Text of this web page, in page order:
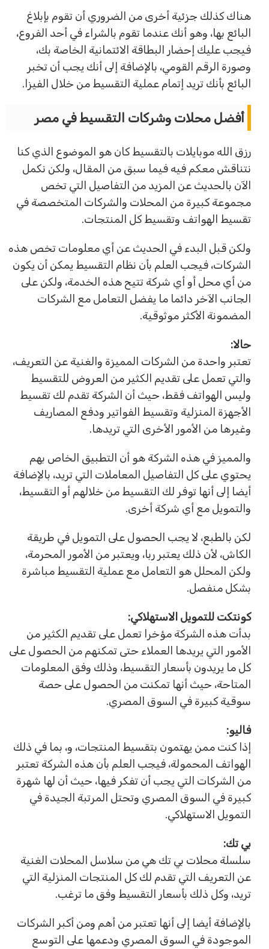
هناك كذلك جزئية أخرى من الضروري أن تقوم بإبلاغ
البائع بها، وهو أنك عندما تقوم بالشراء في أحد الفروع،
فيجب عليك إحضار البطاقة الائتمانية الخاصة بك،
وصورة الرقم القومي، بالإضافة إلى أنك يجب أن تخبر
البائع بأنك تريد إتمام عملية التقسيط من خلال الفيزا.
أفضل محلات وشركات التقسيط في مصر
رزق الله موبايلات بالتقسيط كان هو الموضوع الذي كنا
نتناقش معكم فيه فيما سبق من المقال، ولكن نكمل
الآن بالحديث عن المزيد من التفاصيل التي تخص
مجموعة كبيرة من المحلات والشركات المتخصصة في
تقسيط الهواتف وتقسيط كل المنتجات.
ولكن قبل البدء في الحديث عن أي معلومات تخص هذه
الشركات، فيجب العلم بأن نظام التقسيط يمكن أن يكون
من أي محل أو أي شركة تتيح هذه الخدمة، ولكن على
الجانب الآخر دائما ما يفضل التعامل مع الشركات
المضمونة الأكثر موثوقية.
حالا:
تعتبر واحدة من الشركات المميزة والغنية عن التعريف،
والتي تعمل على تقديم الكثير من العروض للتقسيط
وليس الهواتف فقط، حيث أن الشركة تقدم لك تقسيط
الأجهزة المنزلية وتقسيط الفواتير ودفع المصاريف
وغيرها من الأمور الأخرى التي تريدها.
والمميز في هذه الشركة هو أن التطبيق الخاص بهم
يحتوي على كل التفاصيل المعاملات التي تريد، بالإضافة
أيضا إلى أنها توفر لك التقسيط من خلالهم أو التقسيط،
والتمويل مع أي شركة أخرى.
لكن بالطبع، لا يجب الحصول على التمويل في طريقة
الكاش، لأن ذلك يعتبر ربا، ويعتبر من الأمور المحرمة،
ولكن المحلل هو التعامل مع عملية التقسيط مباشرة
بشكل منفصل.
كونتكت للتمويل الاستهلاكي:
بدأت هذه الشركة مؤخرا تعمل على تقديم الكثير من
الأمور التي يريدها العملاء حتى تمكنهم من الحصول على
كل ما يريدون بأسعار التقسيط، وذلك وفق المعلومات
المتاحة، حيث أنها تمكنت من الحصول على حصة
سوقية كبيرة في السوق المصري.
فاليو:
إذا كنت ممن يهتمون بتقسيط المنتجات، و، بما في ذلك
الهواتف المحمولة، فيجب العلم بأن هذه الشركة تعتبر
من الشركات التي يجب أن تفكر فيها، حيث أن لها شهرة
كبيرة في السوق المصري وتحتل المرتبة الجيدة في
التمويل الاستهلاكي.
بي تك:
سلسلة محلات بي تك هي من سلاسل المحلات الغنية
عن التعريف التي تقدم لك كل المنتجات المنزلية التي
تريد، وكل ذلك بأسعار التقسيط وفق ما ترغب.
بالإضافة أيضا إلى أنها تعتبر من أهم ومن أكبر الشركات
الموجودة في السوق المصري ودعمها على التوسع